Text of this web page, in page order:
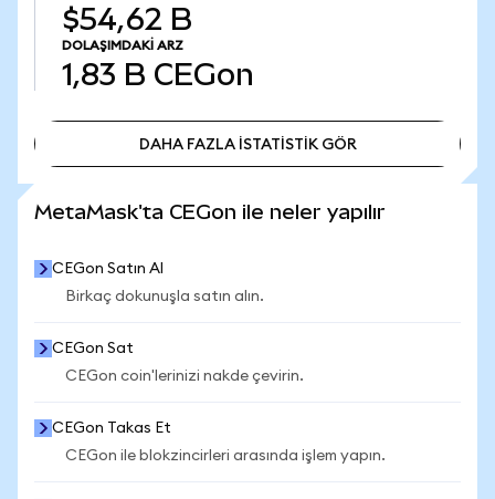
$54,62 B
DOLAŞIMDAKI ARZ
1,83 B CEGon
DAHA FAZLA İSTATİSTİK GÖR
MetaMask'ta CEGon ile neler yapılır
CEGon Satın Al
Birkaç dokunuşla satın alın.
CEGon Sat
CEGon coin'lerinizi nakde çevirin.
CEGon Takas Et
CEGon ile blokzincirleri arasında işlem yapın.